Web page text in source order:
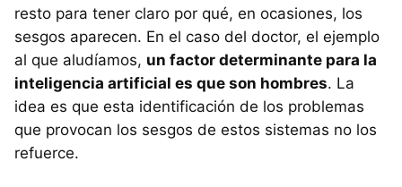
resto para tener claro por qué, en ocasiones, los
sesgos aparecen. En el caso del doctor, el ejemplo
al que aludíamos, un factor determinante para la
inteligencia artificial es que son hombres. La
idea es que esta identificación de los problemas
que provocan los sesgos de estos sistemas no los
refuerce.